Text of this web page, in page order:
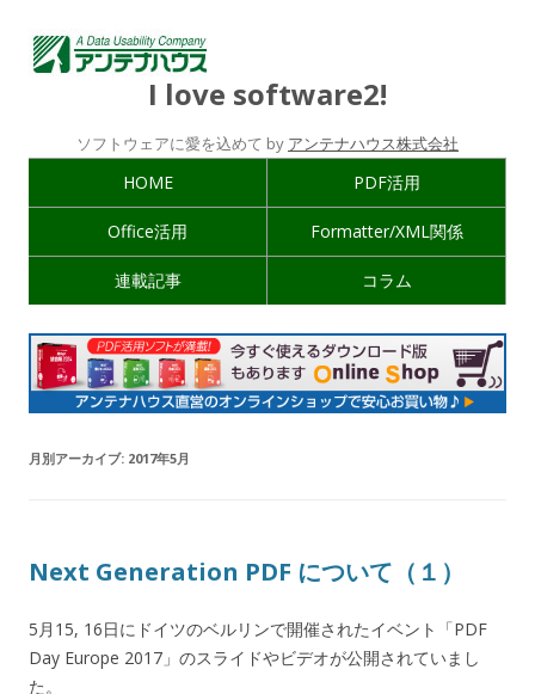
I love software2!
ソフトウェアに愛を込めて by アンテナハウス株式会社
HOME PDF活用
Office活用 Formatter/XML関係
連載記事 コラム
月別アーカイブ: 2017年5月
Next Generation PDF について（１）
5月15, 16日にドイツのベルリンで開催されたイベント「PDF
Day Europe 2017」のスライドやビデオが公開されていまし
た。